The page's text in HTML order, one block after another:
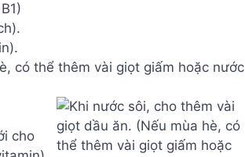
có thể thêm vài giọt giấm hoặc nước